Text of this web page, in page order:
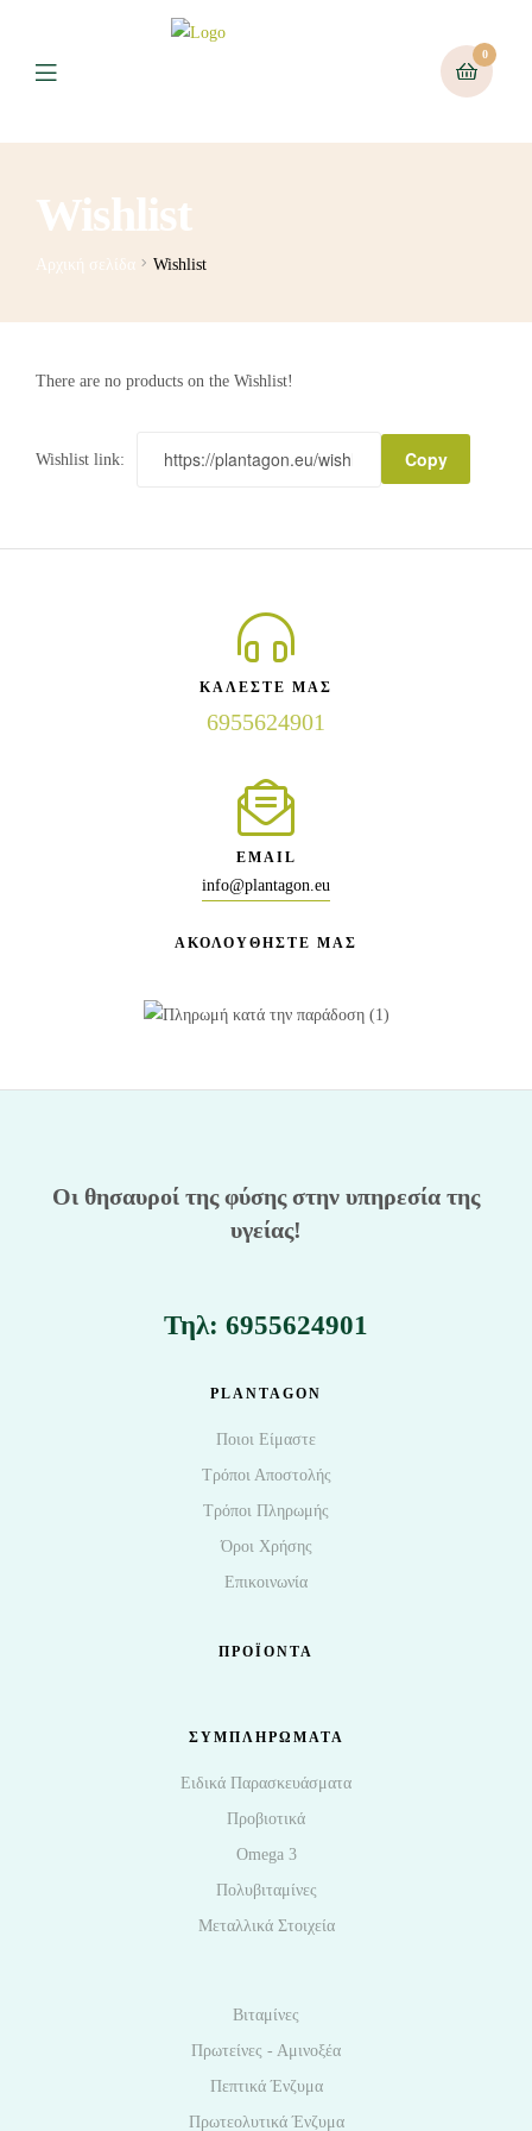
0
Wishlist
Αρχική σελίδα Wishlist
There are no products on the Wishlist!
Wishlist link: Copy
ΚΑΛΕΣΤΕ ΜΑΣ
6955624901
EMAIL
info@plantagon.eu
ΑΚΟΛΟΥΘΗΣΤΕ ΜΑΣ
Οι θησαυροί της φύσης στην υπηρεσία της
υγείας!
Τηλ: 6955624901
PLANTAGON
Ποιοι Είμαστε
Τρόποι Αποστολής
Τρόποι Πληρωμής
Όροι Χρήσης
Επικοινωνία
ΠΡΟΪΌΝΤΑ
ΣΥΜΠΛΗΡΩΜΑΤΑ
Ειδικά Παρασκευάσματα
Προβιοτικά
Omega 3
Πολυβιταμίνες
Μεταλλικά Στοιχεία
Βιταμίνες
Πρωτείνες - Αμινοξέα
Πεπτικά Ένζυμα
Πρωτεολυτικά Ένζυμα